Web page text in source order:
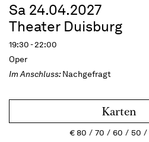
Sa 24.04.2027
Theater Duisburg
19:30 - 22:00
Oper
Im Anschluss:Nachgefragt
Karten
€80 70 60 50